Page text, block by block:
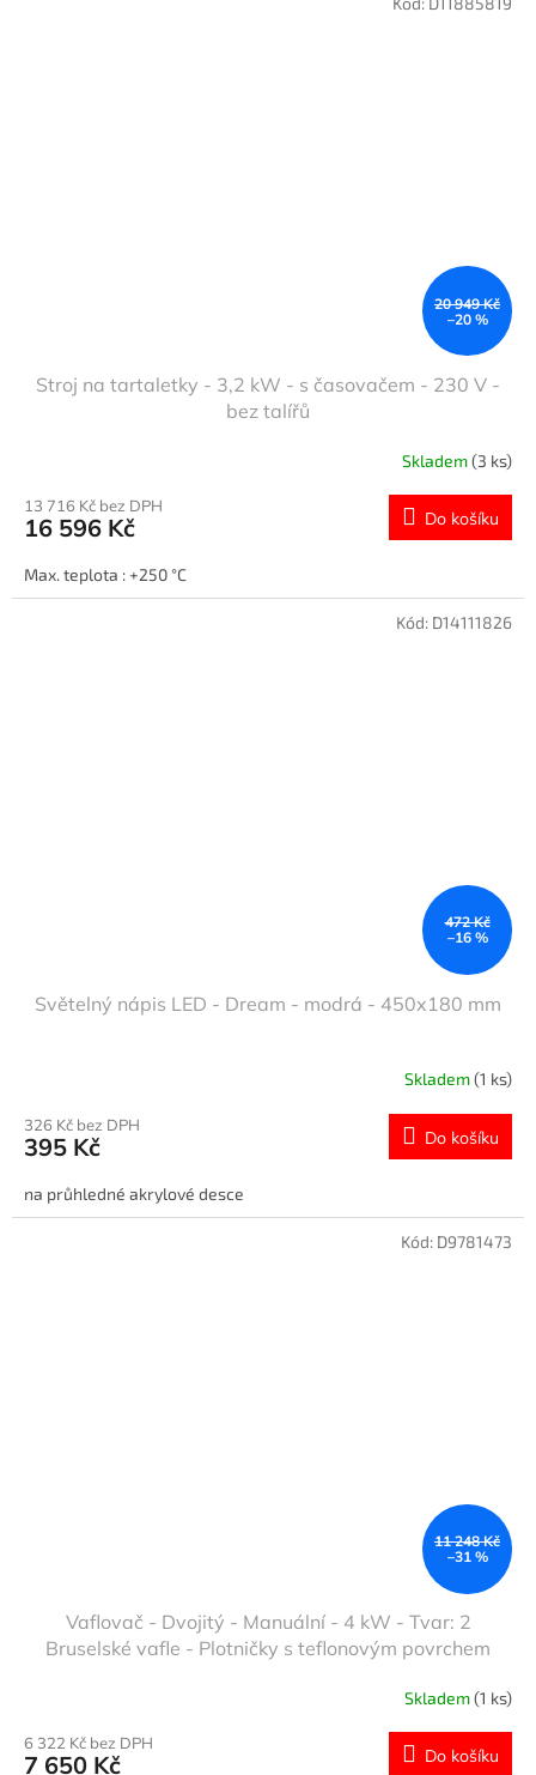
20 949 Kč
–20 %
Stroj na tartaletky - 3,2 kW - s časovačem - 230 V -
bez talířů
Skladem(3 ks)
13 716 Kč bez DPH
16 596 Kč Do košíku
Max. teplota : +250 °C
472 Kč
–16 %
Světelný nápis LED - Dream - modrá - 450x180 mm
Skladem(1 ks)
326 Kč bez DPH
395 Kč Do košíku
na průhledné akrylové desce
Kód: D14111826
11 248 Kč
–31 %
Vaflovač - Dvojitý - Manuální - 4 kW - Tvar: 2
Bruselské vafle - Plotničky s teflonovým povrchem
Skladem(1 ks)
6 322 Kč bez DPH
7 650 Kč Do košíku
Kód: D9781473